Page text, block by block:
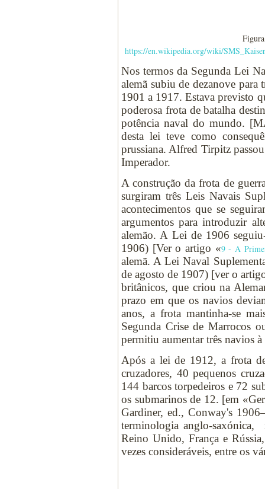
https://en.wikipedia.org/wiki/
Nos termos da Segunda Lei
alemã subiu de dezanove para
1901 a 1917. Estava previsto
poderosa frota de batalha
potência naval do mundo.
desta lei teve como
prussiana. Alfred Tirpitz
Imperador.
A construção da frota de
surgiram três Leis Navais
acontecimentos que se
argumentos para introduzir
alemão. A Lei de 1906
1906) [Ver o artigo «9 - A
alemã. A Lei Naval
de agosto de 1907) [ver o
britânicos, que criou na
prazo em que os navios
anos, a frota mantinha-se
Segunda Crise de Marrocos
permitiu aumentar três navios
Após a lei de 1912, a frota
cruzadores, 40 pequenos
144 barcos torpedeiros e 72
os submarinos de 12. [em
Gardiner, ed., Conway's
terminologia anglo-saxónica,
Reino Unido, França e
vezes consideráveis, entre os